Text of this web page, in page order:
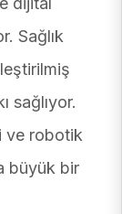
Sağlık
sağlıyor.
ve robotik
büyük bir